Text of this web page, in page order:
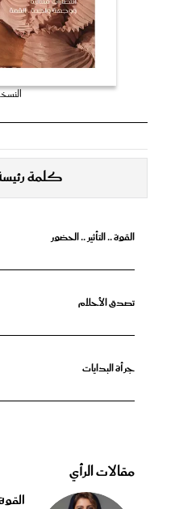
كلمة
القوة .. التأثير .. الحضور
تصدق الأحلام
جرأة البدايات
مقالات الرأي